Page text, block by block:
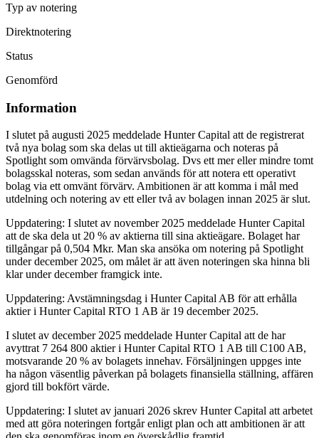
Typ av notering
Direktnotering
Status
Genomförd
Information
I slutet på augusti 2025 meddelade Hunter Capital att de registrerat
två nya bolag som ska delas ut till aktieägarna och noteras på
Spotlight som omvända förvärvsbolag. Dvs ett mer eller mindre tomt
bolagsskal noteras, som sedan används för att notera ett operativt
bolag via ett omvänt förvärv. Ambitionen är att komma i mål med
utdelning och notering av ett eller två av bolagen innan 2025 är slut.
Uppdatering: I slutet av november 2025 meddelade Hunter Capital
att de ska dela ut 20 % av aktierna till sina aktieägare. Bolaget har
tillgångar på 0,504 Mkr. Man ska ansöka om notering på Spotlight
under december 2025, om målet är att även noteringen ska hinna bli
klar under december framgick inte.
Uppdatering: Avstämningsdag i Hunter Capital AB för att erhålla
aktier i Hunter Capital RTO 1 AB är 19 december 2025.
I slutet av december 2025 meddelade Hunter Capital att de har
avyttrat 7 264 800 aktier i Hunter Capital RTO 1 AB till C100 AB,
motsvarande 20 % av bolagets innehav. Försäljningen uppges inte
ha någon väsentlig påverkan på bolagets finansiella ställning, affären
gjord till bokfört värde.
Uppdatering: I slutet av januari 2026 skrev Hunter Capital att arbetet
med att göra noteringen fortgår enligt plan och att ambitionen är att